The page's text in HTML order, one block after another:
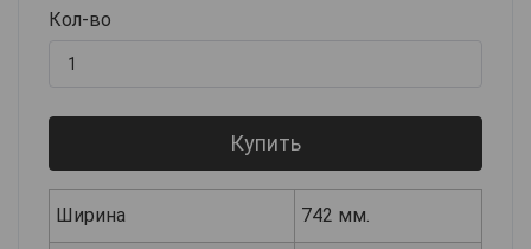
Кол-во
Купить
Ширина 742 мм.